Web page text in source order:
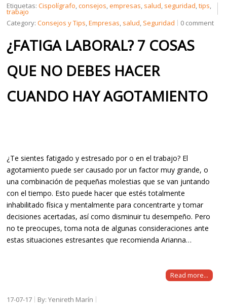
Etiquetas:Cispolígrafo,consejos,empresas, salud, seguridad,tips,
trabajo
Category:Consejos y Tips,Empresas, salud, Seguridad 0 comment
¿FATIGA LABORAL? 7 COSAS
QUE NO DEBES HACER
CUANDO HAY AGOTAMIENTO
¿Te sientes fatigado y estresado por o en el trabajo? El
agotamiento puede ser causado por un factor muy grande, o
una combinación de pequeñas molestias que se van juntando
con el tiempo. Esto puede hacer que estés totalmente
inhabilitado física y mentalmente para concentrarte y tomar
decisiones acertadas, así como disminuir tu desempeño. Pero
no te preocupes, toma nota de algunas consideraciones ante
estas situaciones estresantes que recomienda Arianna…
Read more...
17-07-17
By: Yenireth Marín